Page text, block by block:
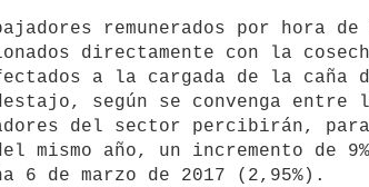
remunerados por hora
directamente con la
a la cargada de la caña
según se convenga entre
del sector percibirán,
mismo año, un incremento de
de marzo de 2017 (2,95%).